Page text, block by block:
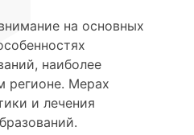
на основных
наиболее
регионе. Мерах
и лечения